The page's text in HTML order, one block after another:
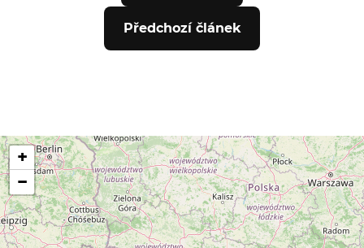
Předchozí článek
+
−